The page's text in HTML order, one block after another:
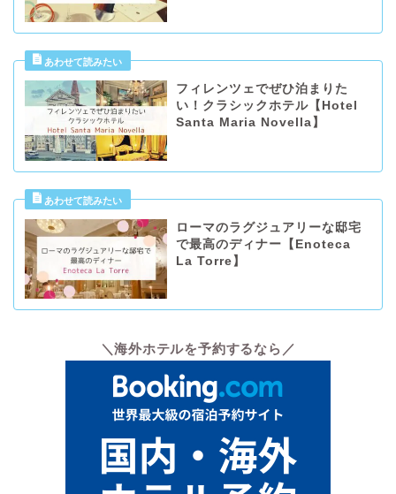
フィレンツェでぜひ泊まりた
い！クラシックホテル【Hotel
Santa Maria Novella】
ローマのラグジュアリーな邸宅
で最高のディナー【Enoteca
La Torre】
＼海外ホテルを予約するなら／